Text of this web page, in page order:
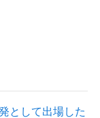
として出場した